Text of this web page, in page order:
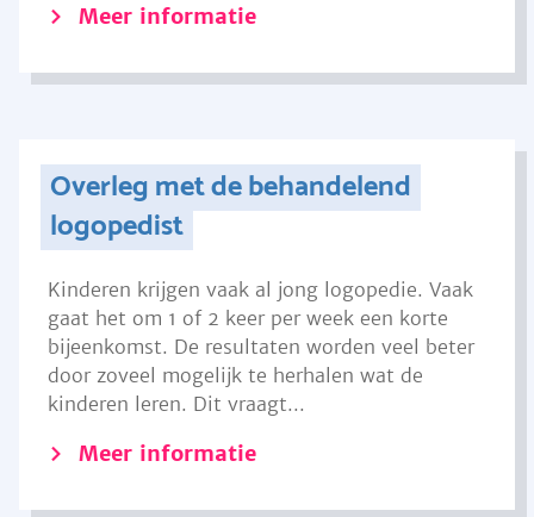
Meer informatie
Overleg met de behandelend
logopedist
Kinderen krijgen vaak al jong logopedie. Vaak
gaat het om 1 of 2 keer per week een korte
bijeenkomst. De resultaten worden veel beter
door zoveel mogelijk te herhalen wat de
kinderen leren. Dit vraagt...
Meer informatie